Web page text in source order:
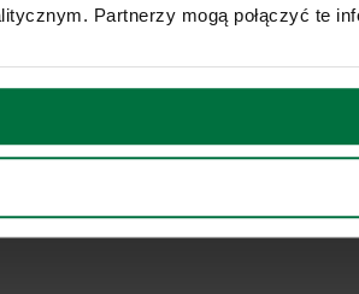
Partnerzy mogą połączyć te